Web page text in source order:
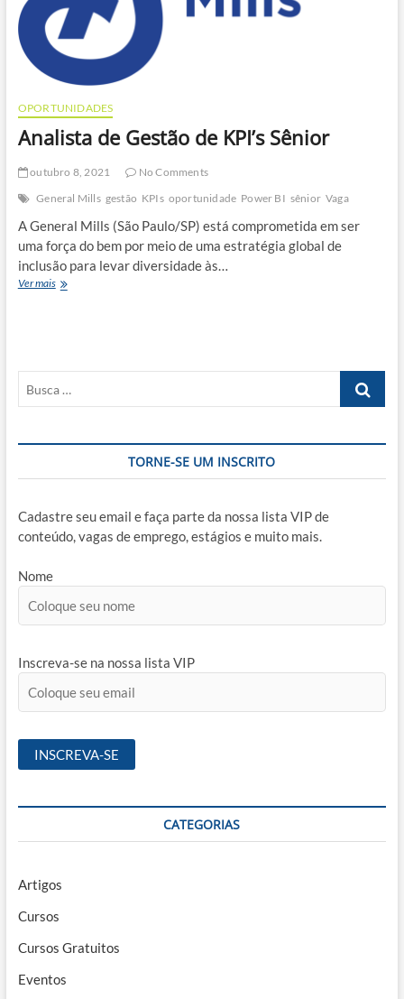
OPORTUNIDADES
Analista de Gestão de KPI’s Sênior
outubro 8, 2021
No Comments
General Mills gestão KPIs oportunidade Power BI sênior Vaga
A General Mills (São Paulo/SP) está comprometida em ser
uma força do bem por meio de uma estratégia global de
inclusão para levar diversidade às…
Ver maisAnalista
Busca
TORNE-SE UM INSCRITO
Cadastre seu email e faça parte da nossa lista VIP de
conteúdo, vagas de emprego, estágios e muito mais.
Nome
Inscreva-se na nossa lista VIP
CATEGORIAS
Artigos
Cursos
Cursos Gratuitos
Eventos